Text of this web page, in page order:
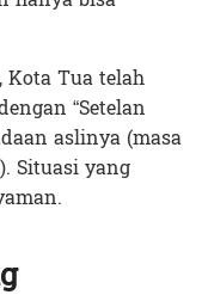
Tua telah
“Setelan
aslinya (masa
Situasi yang